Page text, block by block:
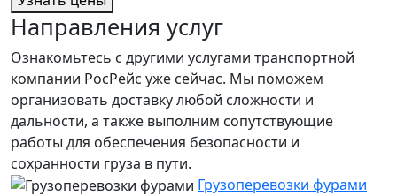
Направления услуг
Ознакомьтесь с другими услугами транспортной
компании РосРейс уже сейчас. Мы поможем
организовать доставку любой сложности и
дальности, а также выполним сопутствующие
работы для обеспечения безопасности и
сохранности груза в пути.
Грузоперевозки фурами